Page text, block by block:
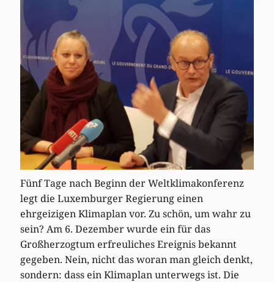
Fünf Tage nach Beginn der Weltklimakonferenz
legt die Luxemburger Regierung einen
ehrgeizigen Klimaplan vor. Zu schön, um wahr zu
sein? Am 6. Dezember wurde ein für das
Großherzogtum erfreuliches Ereignis bekannt
gegeben. Nein, nicht das woran man gleich denkt,
sondern: dass ein Klimaplan unterwegs ist. Die